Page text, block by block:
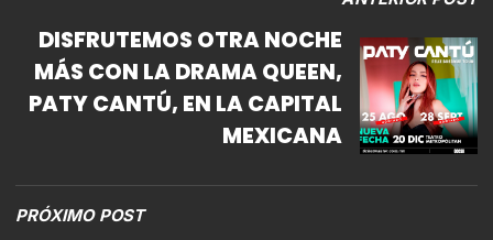
DISFRUTEMOS OTRA NOCHE
MÁS CON LA DRAMA QUEEN,
PATY CANTÚ, EN LA CAPITAL
MEXICANA
PRÓXIMO POST